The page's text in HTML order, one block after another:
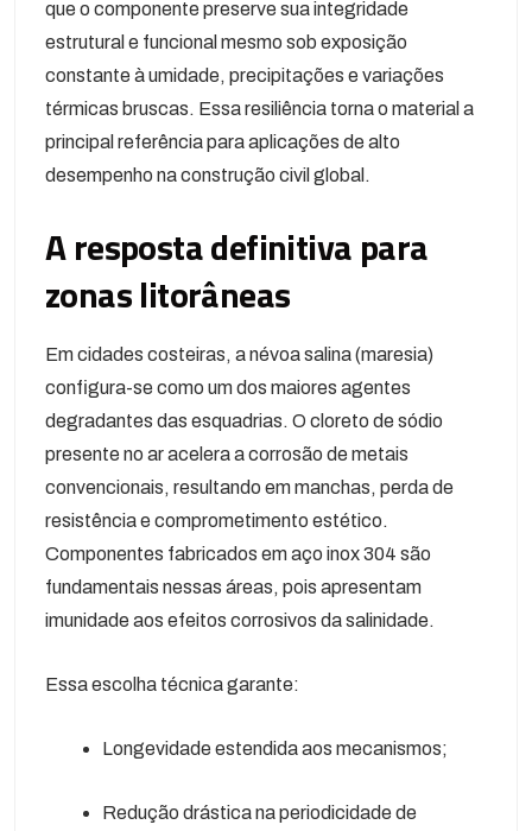
que o componente preserve sua integridade
estrutural e funcional mesmo sob exposição
constante à umidade, precipitações e variações
térmicas bruscas. Essa resiliência torna o material a
principal referência para aplicações de alto
desempenho na construção civil global.
A resposta definitiva para
zonas litorâneas
Em cidades costeiras, a névoa salina (maresia)
configura-se como um dos maiores agentes
degradantes das esquadrias. O cloreto de sódio
presente no ar acelera a corrosão de metais
convencionais, resultando em manchas, perda de
resistência e comprometimento estético.
Componentes fabricados em aço inox 304 são
fundamentais nessas áreas, pois apresentam
imunidade aos efeitos corrosivos da salinidade.
Essa escolha técnica garante:
Longevidade estendida aos mecanismos;
Redução drástica na periodicidade de